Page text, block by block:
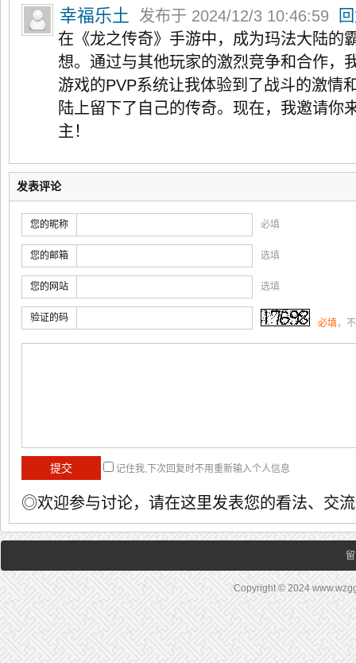
幸福乐土 发布于 2024/12/3 10:46:59
在《龙之传奇》手游中，成为玛法大陆的
想。通过与其他玩家的激烈竞争和合作，
游戏的PVP系统让我体验到了战斗的激情
陆上留下了自己的传奇。现在，我邀请你
主！
发表评论
您的昵称 必填
您的邮箱 选填
您的网站 选填
验证的码 必填，
记住我,下次回复时不用重新输入个人信息
◎欢迎参与讨论，请在这里发表您的看法、交
Copyright © 2024